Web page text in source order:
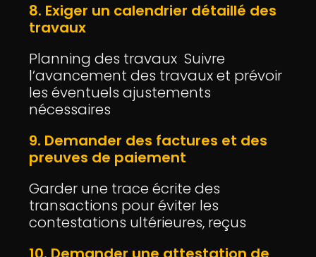
8. Exiger un calendrier détaillé des
travaux
Planning des travaux Suivre
l’avancement des travaux et prévoir
les éventuels ajustements
nécessaires
9. Demander des factures et des
preuves de paiement
Garder une trace écrite des
transactions pour éviter les
contestations ultérieures, reçus